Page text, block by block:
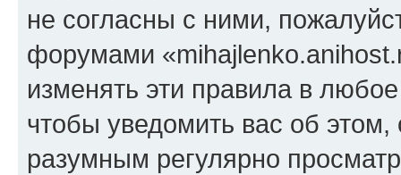
не согласны с ними,
форумами
изменять эти правила в
чтобы уведомить вас об
разумным регулярно